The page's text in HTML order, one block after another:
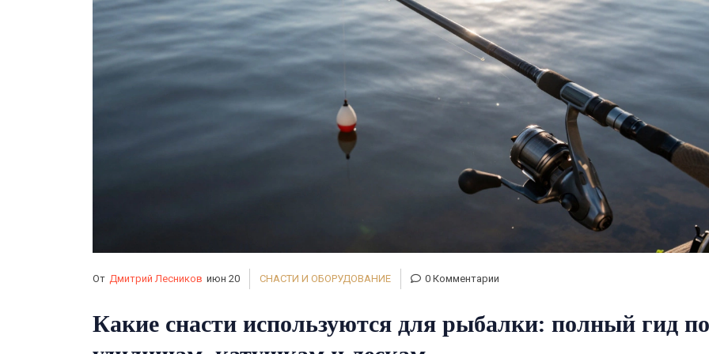
От Дмитрий Лесников июн 20 СНАСТИ И ОБОРУДОВАНИЕ 0 Комментарии
Какие снасти используются для рыбалки: полный гид по